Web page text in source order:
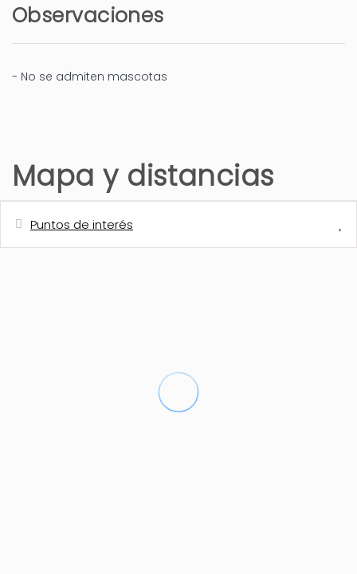
Observaciones
- No se admiten mascotas
Mapa y distancias
Puntos de interés